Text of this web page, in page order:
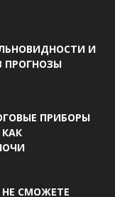
И
ПРОГНОЗЫ
ПРИБОРЫ
СМОЖЕТЕ